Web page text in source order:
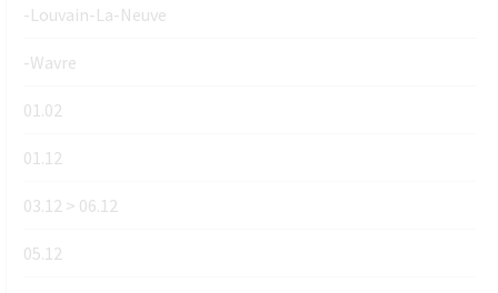
-Louvain-La-Neuve
-Wavre
01.02
01.12
03.12 > 06.12
05.12